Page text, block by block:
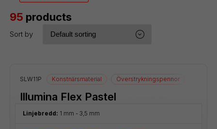
95 products
Sort by
SLW11P Konstnärsmaterial Överstrykningspennor
Illumina Flex Pastel
Linjebredd: 1 mm - 3,5 mm